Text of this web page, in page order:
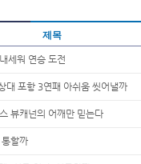
제목
세워 연승 도전
대 포항 3연패 아쉬움 씻어낼까
뷰캐넌의 어깨만 믿는다
할까